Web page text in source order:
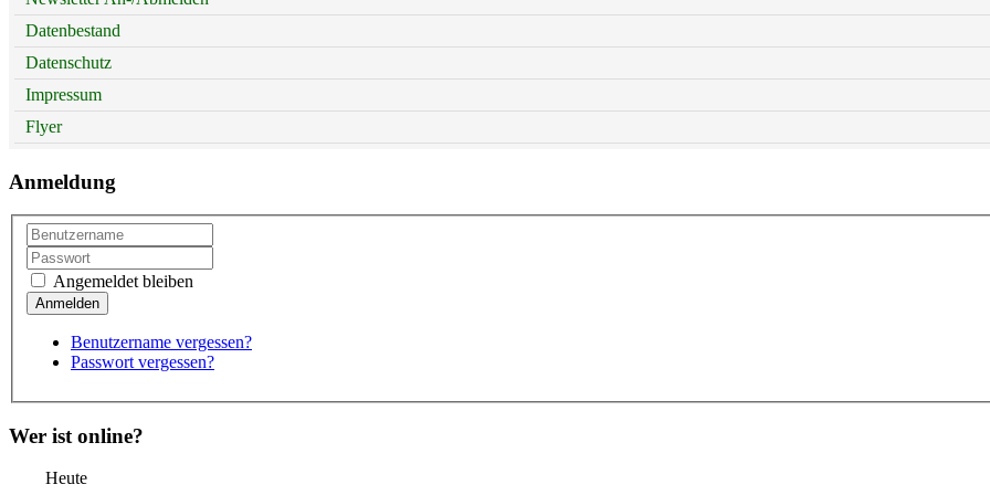
Datenbestand
Datenschutz
Impressum
Flyer
Anmeldung
Angemeldet bleiben
Benutzername vergessen?
Passwort vergessen?
Wer ist online?
Heute